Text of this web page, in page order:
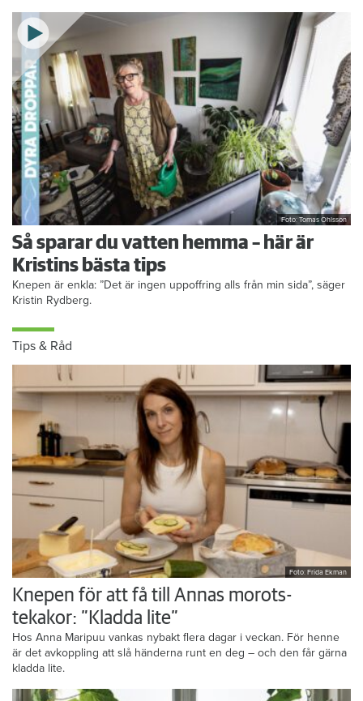
Foto: Tomas Ohlsson
Så sparar du vatten hemma – här är
Kristins bästa tips
Knepen är enkla: ”Det är ingen uppoffring alls från min sida”, säger
Kristin Rydberg.
Tips & Råd
Foto: Frida Ekman
Knepen för att få till Annas morots-
tekakor: ”Kladda lite”
Hos Anna Maripuu vankas nybakt flera dagar i veckan. För henne
är det avkoppling att slå händerna runt en deg – och den får gärna
kladda lite.